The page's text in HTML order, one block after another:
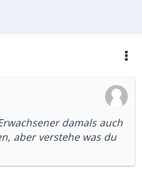
pro Monat sondern
ich weiß das es
kann man sich, im
damals auch
aber verstehe was du